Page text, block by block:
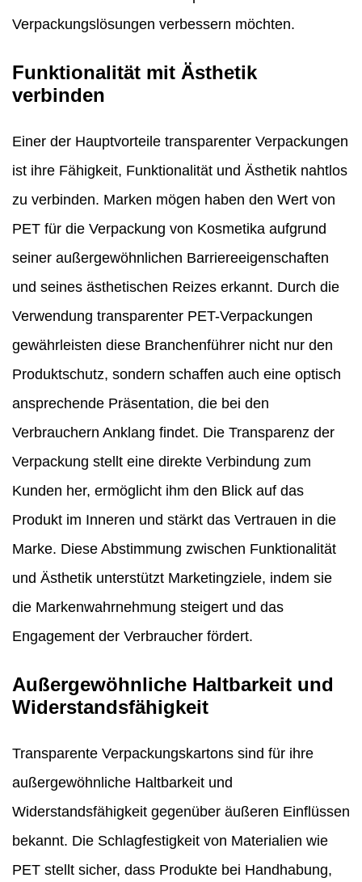
Verpackungslösungen verbessern möchten.
Funktionalität mit Ästhetik
verbinden
Einer der Hauptvorteile transparenter Verpackungen
ist ihre Fähigkeit, Funktionalität und Ästhetik nahtlos
zu verbinden. Marken mögen haben den Wert von
PET für die Verpackung von Kosmetika aufgrund
seiner außergewöhnlichen Barriereeigenschaften
und seines ästhetischen Reizes erkannt. Durch die
Verwendung transparenter PET-Verpackungen
gewährleisten diese Branchenführer nicht nur den
Produktschutz, sondern schaffen auch eine optisch
ansprechende Präsentation, die bei den
Verbrauchern Anklang findet. Die Transparenz der
Verpackung stellt eine direkte Verbindung zum
Kunden her, ermöglicht ihm den Blick auf das
Produkt im Inneren und stärkt das Vertrauen in die
Marke. Diese Abstimmung zwischen Funktionalität
und Ästhetik unterstützt Marketingziele, indem sie
die Markenwahrnehmung steigert und das
Engagement der Verbraucher fördert.
Außergewöhnliche Haltbarkeit und
Widerstandsfähigkeit
Transparente Verpackungskartons sind für ihre
außergewöhnliche Haltbarkeit und
Widerstandsfähigkeit gegenüber äußeren Einflüssen
bekannt. Die Schlagfestigkeit von Materialien wie
PET stellt sicher, dass Produkte bei Handhabung,